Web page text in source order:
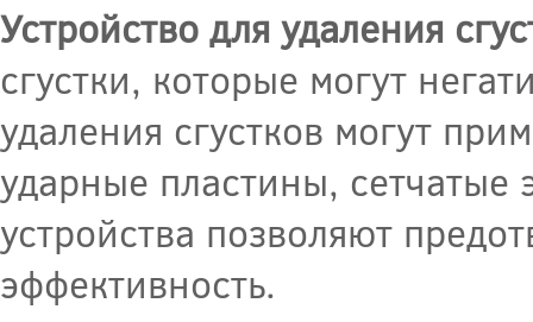
Устройство для удаления
сгустки, которые могут
удаления сгустков могут
ударные пластины, сетчатые
устройства позволяют
эффективность.